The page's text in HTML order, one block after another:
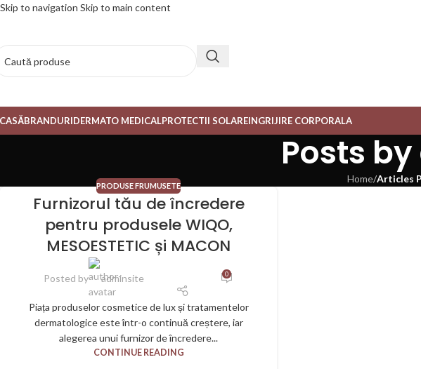
Skip to navigation Skip to main content
BRANDURIDERMATO MEDICALPROTECTII SOLAREINGRIJIRE CORPORALA
Posts by
Home/Articles
PRODUSE FRUMUSETE
Furnizorul tău de încredere
pentru produsele WIQO,
MESOESTETIC și MACON
Posted by adminsite 0
Piața produselor cosmetice de lux și tratamentelor
dermatologice este într-o continuă creștere, iar
alegerea unui furnizor de încredere...
CONTINUE READING